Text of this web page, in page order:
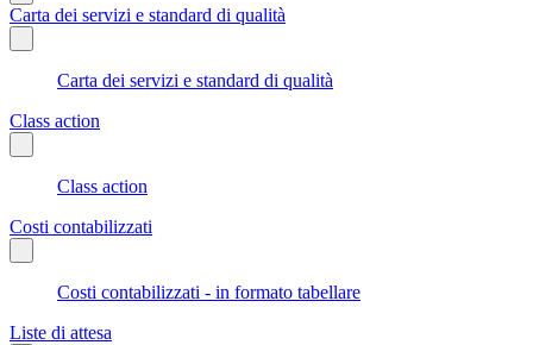
Carta dei servizi e standard di qualità
Carta dei servizi e standard di qualità
Class action
Class action
Costi contabilizzati
Costi contabilizzati - in formato tabellare
Liste di attesa